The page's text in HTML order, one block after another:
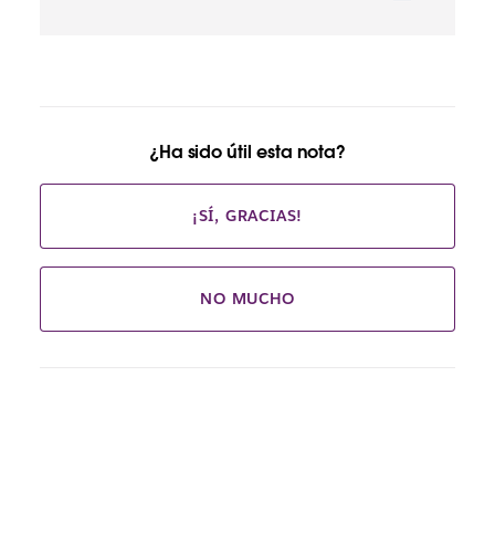
¿Ha sido útil esta nota?
¡SÍ, GRACIAS!
NO MUCHO